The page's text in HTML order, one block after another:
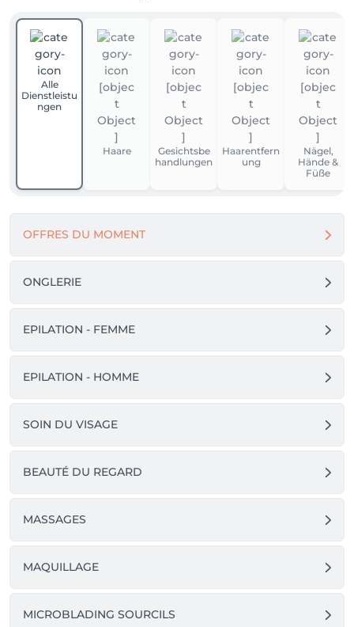
Alle
Dienstleistu
ngen
Haare
Gesichtsbe
handlungen
Haarentfern
ung
Nägel,
Hände &
Füße
OFFRES DU MOMENT
ONGLERIE
EPILATION - FEMME
EPILATION - HOMME
SOIN DU VISAGE
BEAUTÉ DU REGARD
MASSAGES
MAQUILLAGE
MICROBLADING SOURCILS